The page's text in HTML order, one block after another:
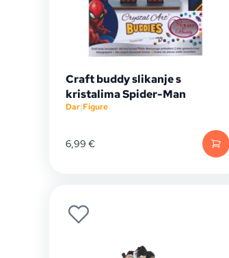
Craft buddy slikanje s
kristalima Spider-Man
Dar|Figure
6,99 €